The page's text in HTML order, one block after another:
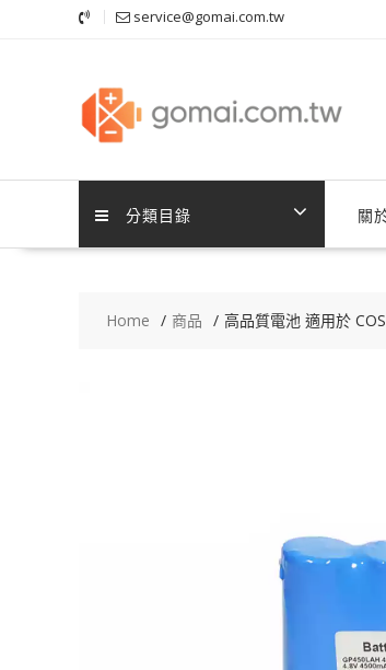
service@gomai.com.tw
分類目錄 關
Home 商品 高品質電池 適用於